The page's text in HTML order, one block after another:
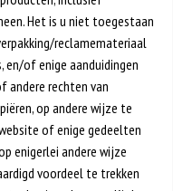
Het is u niet toegestaan
reclamemateriaal
en/of enige aanduidingen
andere rechten van
op andere wijze te
of enige gedeelten
enigerlei andere wijze
voordeel te trekken